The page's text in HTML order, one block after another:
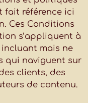
fait référence ici
Ces Conditions
s’appliquent à
mais ne
qui naviguent sur
clients, des
de contenu.